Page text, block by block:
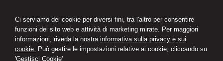
Ci serviamo dei cookie per diversi fini, tra l'altro per consentire
funzioni del sito web e attività di marketing mirate. Per maggiori
informazioni, riveda la nostra informativa sulla privacy e sui
cookie. Può gestire le impostazioni relative ai cookie, cliccando su
'Gestisci Cookie'